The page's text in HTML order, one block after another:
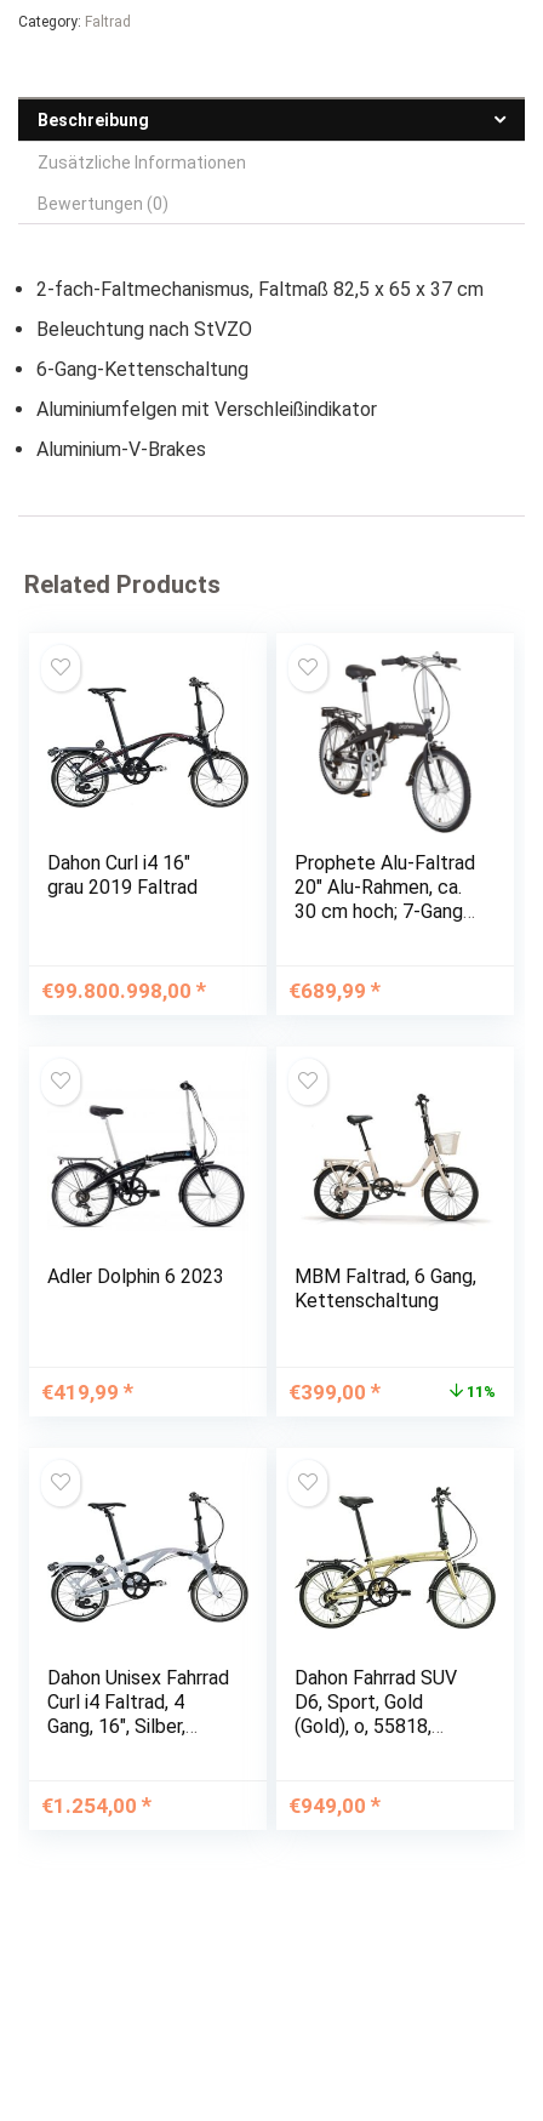
Category: Faltrad
Beschreibung
Zusätzliche Informationen
Bewertungen (0)
2-fach-Faltmechanismus, Faltmaß 82,5 x 65 x 37 cm
Beleuchtung nach StVZO
6-Gang-Kettenschaltung
Aluminiumfelgen mit Verschleißindikator
Aluminium-V-Brakes
Related Products
Dahon Curl i4 16″
grau 2019 Faltrad
€99.800.998,00
Prophete Alu-Faltrad
20″ Alu-Rahmen, ca.
30 cm hoch; 7-Gang-
€689,99
Adler Dolphin 6 2023
€419,99
MBM Faltrad, 6 Gang,
Kettenschaltung
Ursprünglicher
€399,00
Aktueller11%
Dahon Unisex Fahrrad
Curl i4 Faltrad, 4
Gang, 16″, Silber,
€1.254,00
Dahon Fahrrad SUV
D6, Sport, Gold
(Gold), o, 55818,
€949,00